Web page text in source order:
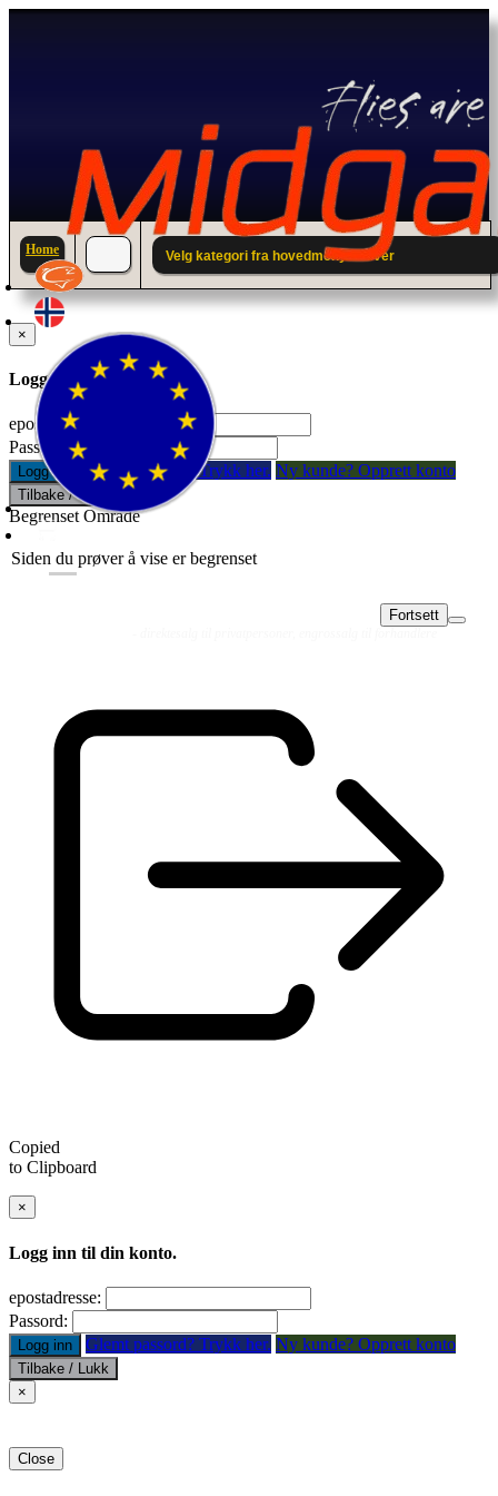
Kurs & Guiding
Home Velg kategori fra hovedmenyen over
×
Logg inn til din konto.
epostadresse:
Passord:
Logg inn Glemt passord? Trykk her. Ny kunde? Opprett konto
Tilbake / Lukk
Begrenset Område
Siden du prøver å vise er begrenset
Fortsett
Copied
to Clipboard
×
Logg inn til din konto.
epostadresse:
Passord:
Logg inn Glemt passord? Trykk her. Ny kunde? Opprett konto
Tilbake / Lukk
×
Close